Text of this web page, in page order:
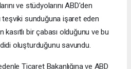
ve stüdyolarını ABD'den
sunduğuna işaret eden
bir çabası olduğunu ve bu
oluşturduğunu savundu.
Ticaret Bakanlığına ve ABD